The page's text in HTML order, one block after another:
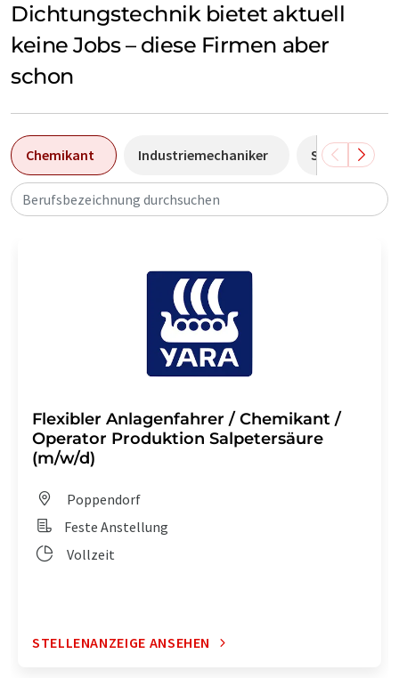
Dichtungstechnik bietet aktuell
keine Jobs – diese Firmen aber
schon
Chemikant Industriemechaniker Sales
Berufsbezeichnung durchsuchen
Flexibler Anlagenfahrer / Chemikant /
Operator Produktion Salpetersäure
(m/w/d)
Poppendorf
Feste Anstellung
Vollzeit
STELLENANZEIGE ANSEHEN